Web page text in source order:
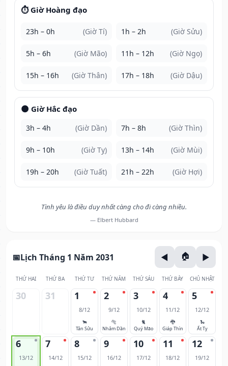
⏱️ Giờ Hoàng đạo
23h – 0h (Giờ Tí) 1h – 2h (Giờ Sửu)
5h – 6h (Giờ Mão) 11h – 12h (Giờ Ngọ)
15h – 16h (Giờ Thân) 17h – 18h (Giờ Dậu)
🌑 Giờ Hắc đạo
3h – 4h (Giờ Dần) 7h – 8h (Giờ Thìn)
9h – 10h (Giờ Tỵ) 13h – 14h (Giờ Mùi)
19h – 20h (Giờ Tuất) 21h – 22h (Giờ Hợi)
Tình yêu là điều duy nhất càng cho đi càng nhiều.
— Elbert Hubbard
Lịch Tháng 1 Năm 2031
THỨ HAI THỨ BA THỨ TƯ THỨ NĂM THỨ SÁU THỨ BẢY CHỦ NHẬT
30 31 1
8/12
🐂
Tân Sửu
2
9/12
🐅
Nhâm Dần
3
10/12
🐈
Quý Mão
4
11/12
🐉
Giáp Thìn
5
12/12
🐍
Ất Tỵ
6
13/12
7
14/12
8
15/12
9
16/12
10
17/12
11
18/12
12
19/12